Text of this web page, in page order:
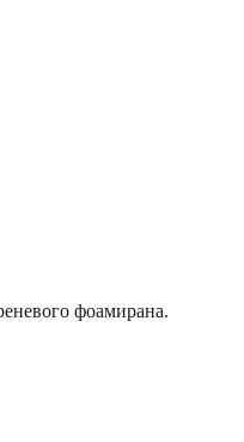
фоамирана.